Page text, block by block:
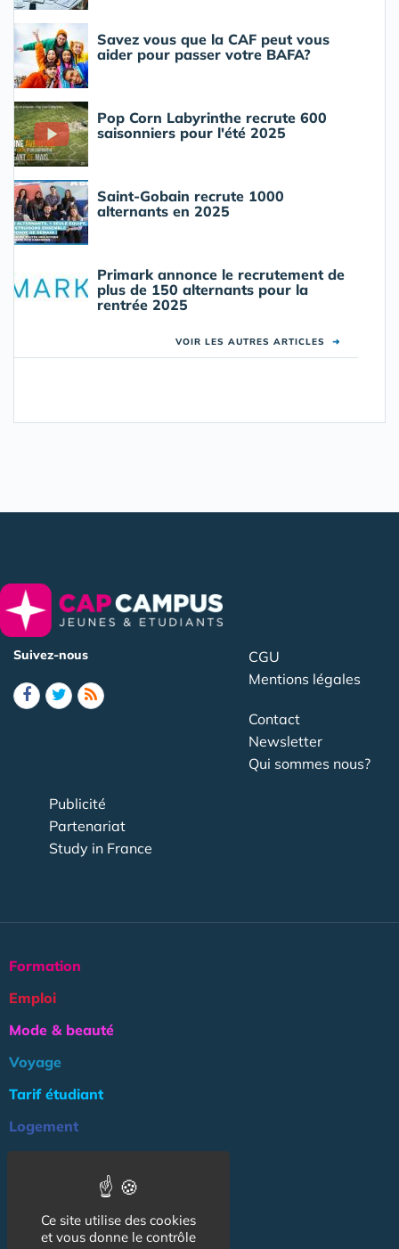
Savez vous que la CAF peut vous
aider pour passer votre BAFA?
Pop Corn Labyrinthe recrute 600
saisonniers pour l'été 2025
Saint-Gobain recrute 1000
alternants en 2025
Primark annonce le recrutement de
plus de 150 alternants pour la
rentrée 2025
VOIR LES AUTRES ARTICLES ➜
Suivez-nous
CGU
Mentions légales
Contact
Newsletter
Qui sommes nous?
Publicité
Partenariat
Study in France
Formation
Emploi
Mode & beauté
Voyage
Tarif étudiant
Logement
Association
Ce site utilise des cookies
et vous donne le contrôle